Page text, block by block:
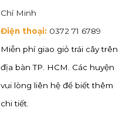
Chí Minh
Điện thoại: 0372 71 6789
Miễn phí giao giỏ trái cây trên
địa bàn TP. HCM. Các huyện
vui lòng liên hệ để biết thêm
chi tiết.